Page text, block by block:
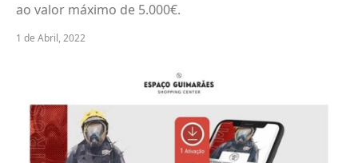
ao valor máximo de 5.000€.
1 de Abril, 2022